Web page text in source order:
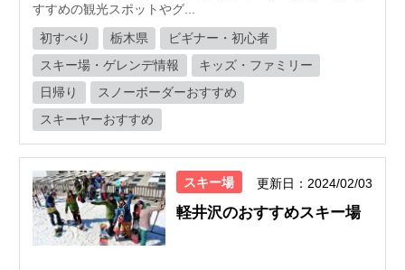
すすめの観光スポットやグ...
初すべり 栃木県
ビギナー・初心者
スキー場・ゲレンデ情報
キッズ・ファミリー
日帰り
スノーボーダーおすすめ
スキーヤーおすすめ
スキー場 更新日：2024/02/03
軽井沢のおすすめスキー場